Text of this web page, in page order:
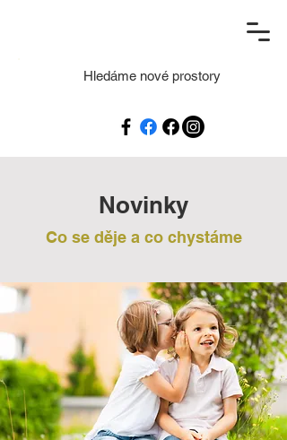
Hledáme nové prostory
Novinky
Co se děje a co chystáme